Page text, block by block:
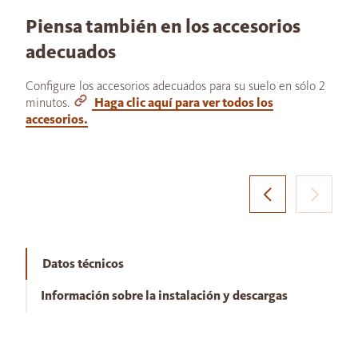
Piensa también en los accesorios
adecuados
Configure los accesorios adecuados para su suelo en sólo 2
minutos.
Haga clic aquí para ver todos los
accesorios.
Datos técnicos
Información sobre la instalación y descargas